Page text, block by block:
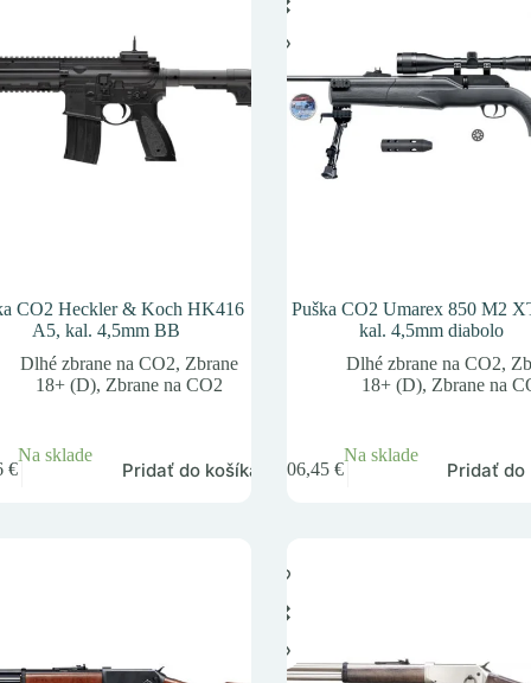
CO2 Heckler & Koch HK416
A5, kal. 4,5mm BB
Dlhé zbrane na CO2, Zbrane
18+ (D), Zbrane na CO2
€
Na sklade
Pridať do košíka
Puška CO2 Umarex 850 M2
kal. 4,5mm diabolo
Dlhé zbrane na CO2,
18+ (D), Zbrane na
506,45 €
Na sklade
Pridať do